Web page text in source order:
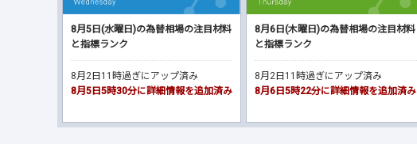
8月5日(水曜日)の為替相場の注目材料
と指標ランク
8月2日11時過ぎにアップ済み
8月5日5時30分に詳細情報を追加済み
8月6日(木曜日)の為替相場の注目材料
と指標ランク
8月2日11時過ぎにアップ済み
8月6日5時22分に詳細情報を追加済み